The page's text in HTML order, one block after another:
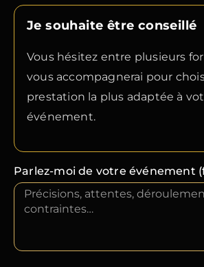
Je souhaite être conseillé
Vous hésitez entre plusieurs
vous accompagnerai pour
prestation la plus adaptée à
événement.
Parlez-moi de votre événement